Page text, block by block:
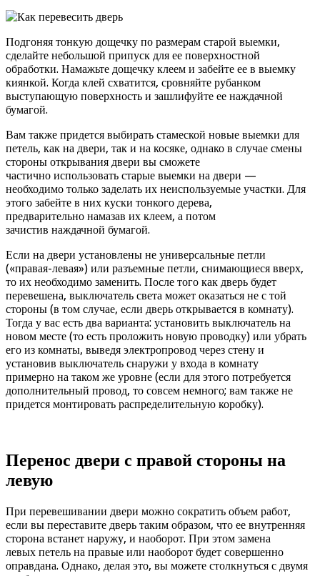
Подгоняя тонкую дощечку по размерам старой выемки,
сделайте небольшой припуск для ее поверхностной
обработки. Намажьте дощечку клеем и забейте ее в выемку
киянкой. Когда клей схватится, сровняйте рубанком
выступающую поверхность и зашлифуйте ее наждачной
бумагой.
Вам также придется выбирать стамеской новые выемки для
петель, как на двери, так и на косяке, однако в случае смены
стороны открывания двери вы сможете
частично использовать старые выемки на двери —
необходимо только заделать их неиспользуемые участки. Для
этого забейте в них куски тонкого дерева,
предварительно намазав их клеем, а потом
зачистив наждачной бумагой.
Если на двери установлены не универсальные петли
(«правая-левая») или разъемные петли, снимающиеся вверх,
то их необходимо заменить. После того как дверь будет
перевешена, выключатель света может оказаться не с той
стороны (в том случае, если дверь открывается в комнату).
Тогда у вас есть два варианта: установить выключатель на
новом месте (то есть проложить новую проводку) или убрать
его из комнаты, выведя электропровод через стену и
установив выключатель снаружи у входа в комнату
примерно на таком же уровне (если для этого потребуется
дополнительный провод, то совсем немного; вам также не
придется монтировать распределительную коробку).
Перенос двери с правой стороны на
левую
При перевешивании двери можно сократить объем работ,
если вы переставите дверь таким образом, что ее внутренняя
сторона встанет наружу, и наоборот. При этом замена
левых петель на правые или наоборот будет совершенно
оправдана. Однако, делая это, вы можете столкнуться с двумя